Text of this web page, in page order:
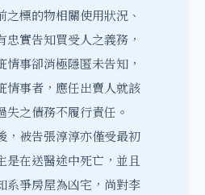
標的物相關使用狀況、
實告知買受人之義務，
情事卻消極隱匿未告知，
情事者，應任出賣人就該
失之債務不履行責任。
，被告張淳淳亦僅受最初
是在送醫途中死亡，並且
系爭房屋為凶宅，尚對李